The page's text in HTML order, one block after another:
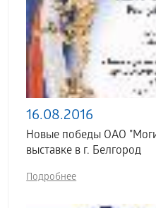
16.08.2016
Новые победы ОАО
выставке в г. Белгород
Подробнее